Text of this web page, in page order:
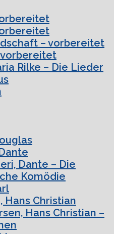
– vorbereitet
vorbereitet
Rilke – Die Lieder
Dante – Die
Komödie
Hans Christian
Hans Christian –